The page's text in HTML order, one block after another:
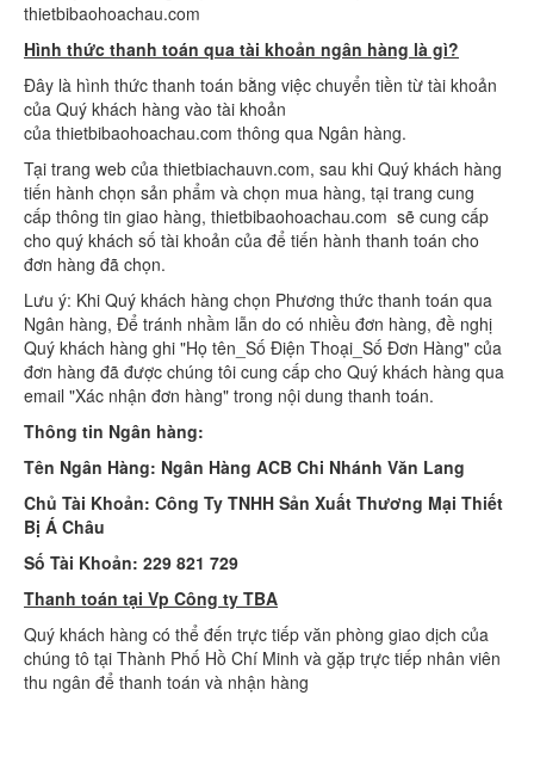
thietbibaohoachau.com
Hình thức thanh toán qua tài khoản ngân hàng là gì?
Đây là hình thức thanh toán bằng việc chuyển tiền từ tài khoản
của Quý khách hàng vào tài khoản
của thietbibaohoachau.com thông qua Ngân hàng.
Tại trang web của thietbiachauvn.com, sau khi Quý khách hàng
tiến hành chọn sản phẩm và chọn mua hàng, tại trang cung
cấp thông tin giao hàng, thietbibaohoachau.com sẽ cung cấp
cho quý khách số tài khoản của để tiến hành thanh toán cho
đơn hàng đã chọn.
Lưu ý: Khi Quý khách hàng chọn Phương thức thanh toán qua
Ngân hàng, Để tránh nhầm lẫn do có nhiều đơn hàng, đề nghị
Quý khách hàng ghi "Họ tên_Số Điện Thoại_Số Đơn Hàng" của
đơn hàng đã được chúng tôi cung cấp cho Quý khách hàng qua
email "Xác nhận đơn hàng" trong nội dung thanh toán.
Thông tin Ngân hàng:
Tên Ngân Hàng: Ngân Hàng ACB Chi Nhánh Văn Lang
Chủ Tài Khoản: Công Ty TNHH Sản Xuất Thương Mại Thiết
Bị Á Châu
Số Tài Khoản: 229 821 729
Thanh toán tại Vp Công ty TBA
Quý khách hàng có thể đến trực tiếp văn phòng giao dịch của
chúng tô tại Thành Phố Hồ Chí Minh và gặp trực tiếp nhân viên
thu ngân để thanh toán và nhận hàng